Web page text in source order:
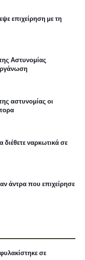
επιχείρηση με τη
Αστυνομίας
αστυνομίας οι
ναρκωτικά σε
άντρα που επιχείρησε
σε